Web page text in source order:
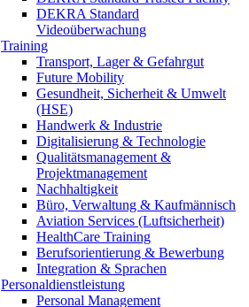
DEKRA Standard
Videoüberwachung
Training
Transport, Lager & Gefahrgut
Future Mobility
Gesundheit, Sicherheit & Umwelt
(HSE)
Handwerk & Industrie
Digitalisierung & Technologie
Qualitätsmanagement &
Projektmanagement
Nachhaltigkeit
Büro, Verwaltung & Kaufmännisch
Aviation Services (Luftsicherheit)
HealthCare Training
Berufsorientierung & Bewerbung
Integration & Sprachen
Personaldienstleistung
Personal Management